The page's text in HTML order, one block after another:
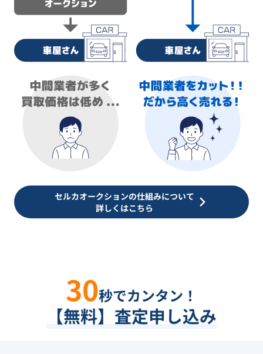
セルカオークションの仕組みについて
詳しくはこちら
30秒でカンタン！
【無料】査定申し込み